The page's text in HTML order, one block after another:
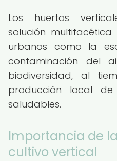
Los huertos
solución
urbanos como la
contaminación del
biodiversidad, al
producción local
saludables.
Importancia de
cultivo vertical